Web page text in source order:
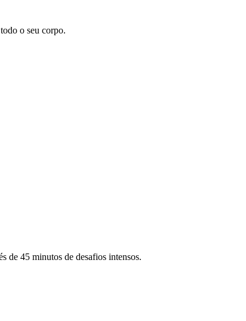
o seu corpo.
de 45 minutos de desafios intensos.